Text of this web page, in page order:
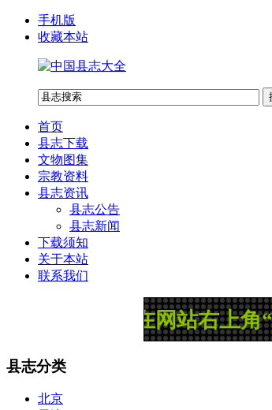
手机版
收藏本站
首页
县志下载
文物图集
宗教资料
县志资讯
县志公告
县志新闻
下载须知
关于本站
联系我们
您可以在网站右上角“县志
县志分类
北京